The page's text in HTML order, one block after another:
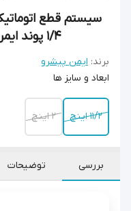
سیستم قطع
۱/۴ پوند ایمن پیشرو صنعت عادل
برند: ایمن پیشرو
ابعاد و سایز ها
11/2 اینچ 2 اینچ
بررسی توضیحات